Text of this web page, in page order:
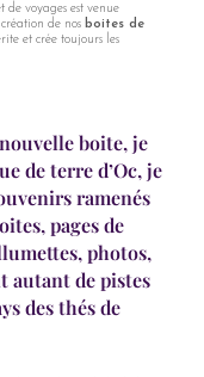
de voyages est venue
de nos boites de
et crée toujours les
boite, je
de terre d’Oc, je
ramenés
pages de
photos,
autant de pistes
desthés de